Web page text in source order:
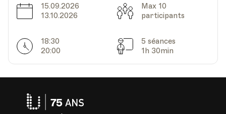
Date
15.09.2026
13.10.2026
Capacité
Max 10
participants
Horarires
18:30
20:00
Séances
5 séances
1h 30min